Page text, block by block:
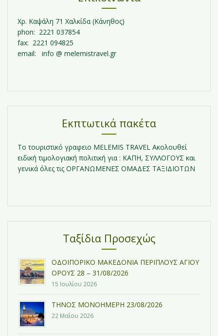
Χρ. Καψάλη 71 Χαλκίδα (Κάνηθος)
phon: 2221 037854
fax: 2221 094825
email: info @ melemistravel.gr
Εκπτωτικά πακέτα
Τo τουριστικό γραφειο MELEMIS TRAVEL Ακολουθεί
ειδική τιμολογιακή πολιτική για : ΚΑΠΗ, ΣΥΛΛΟΓΟΥΣ και
γενικά όλες τις ΟΡΓΑΝΩΜΕΝΕΣ ΟΜΑΔΕΣ ΤΑΞΙΔΙΟΤΩΝ
Ταξίδια Προσεχώς
ΟΔΟΙΠΟΡΙΚΟ ΜΑΚΕΔΟΝΙΑ ΠΕΡΙΠΛΟΥΣ ΑΓΙΟΥ
ΟΡΟΥΣ 28 – 31/08/2026
15 Ιουλίου 2026
ΤΗΝΟΣ ΜΟΝΟΗΜΕΡΗ 23/08/2026
22 Μαΐου 2026